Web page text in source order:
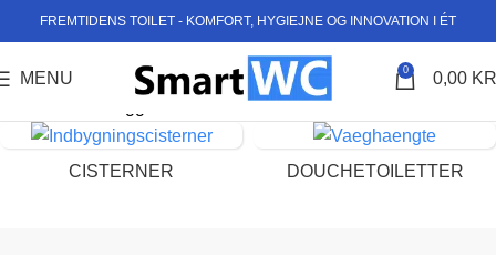
FREMTIDENS TOILET - KOMFORT, HYGIEJNE OG INNOVATION I ÉT
MENU 0 0,00
CISTERNER DOUCHETOILETTER